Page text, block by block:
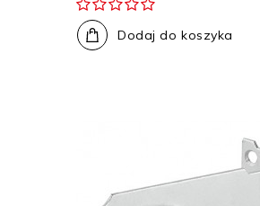
Dodaj do koszyka